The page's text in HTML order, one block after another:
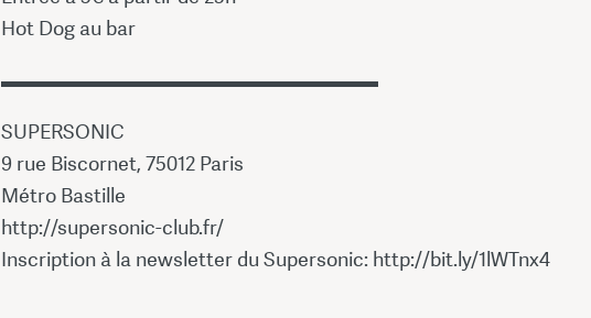
Hot Dog au bar
▬▬▬▬▬▬▬▬▬▬▬▬▬▬▬▬▬▬▬
SUPERSONIC
9 rue Biscornet, 75012 Paris
Métro Bastille
http://supersonic-club.fr/
Inscription à la newsletter du Supersonic: http://bit.ly/1lWTnx4